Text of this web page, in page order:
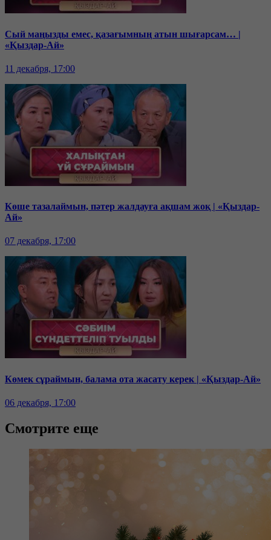
Сый маңызды емес, қазағымның атын шығарсам… |
«Қыздар-Ай»
11 декабря, 17:00
Көше тазалаймын, пәтер жалдауға ақшам жоқ | «Қыздар-
Ай»
07 декабря, 17:00
Көмек сұраймын, балама ота жасату керек | «Қыздар-Ай»
06 декабря, 17:00
Смотрите еще